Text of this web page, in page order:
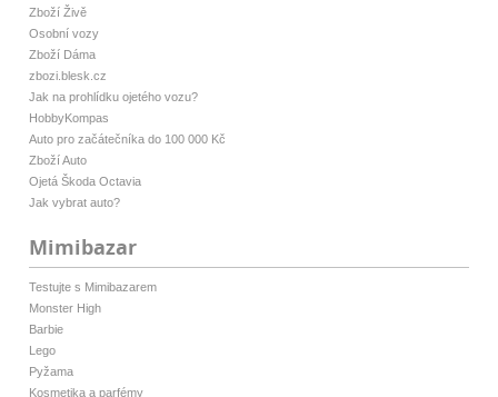
Zboží Živě
Osobní vozy
Zboží Dáma
zbozi.blesk.cz
Jak na prohlídku ojetého vozu?
HobbyKompas
Auto pro začátečníka do 100 000 Kč
Zboží Auto
Ojetá Škoda Octavia
Jak vybrat auto?
Mimibazar
Testujte s Mimibazarem
Monster High
Barbie
Lego
Pyžama
Kosmetika a parfémy